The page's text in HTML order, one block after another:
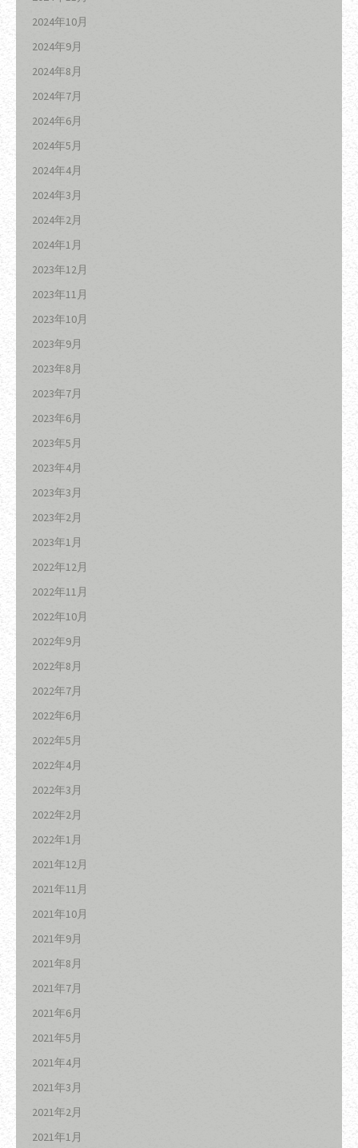
2024年10月
2024年9月
2024年8月
2024年7月
2024年6月
2024年5月
2024年4月
2024年3月
2024年2月
2024年1月
2023年12月
2023年11月
2023年10月
2023年9月
2023年8月
2023年7月
2023年6月
2023年5月
2023年4月
2023年3月
2023年2月
2023年1月
2022年12月
2022年11月
2022年10月
2022年9月
2022年8月
2022年7月
2022年6月
2022年5月
2022年4月
2022年3月
2022年2月
2022年1月
2021年12月
2021年11月
2021年10月
2021年9月
2021年8月
2021年7月
2021年6月
2021年5月
2021年4月
2021年3月
2021年2月
2021年1月